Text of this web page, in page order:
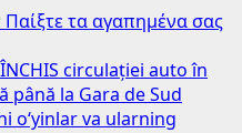
τα αγαπημένα σας
circulației auto în
până la Gara de Sud
o‘yinlar va ularning